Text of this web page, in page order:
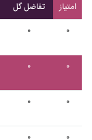
تفاضل گل
امتیاز
۰ ۰
۰ ۰
۰ ۰